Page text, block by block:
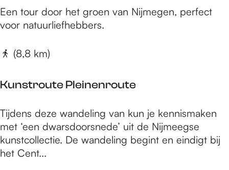
a
n
e
t
o
u
t
d
s
j
u
o
o
d
S
a
d
-
O
O
p
n
o
n
m
e
n
t
Een tour door het groen van Nijmegen, perfect
voor natuurliefhebbers.
(8,8 km)
Kunstroute Pleinenroute
K
u
n
s
Tijdens deze wandeling van kun je kennismaken
met ‘een dwarsdoorsnede’ uit de Nijmeegse
kunstcollectie. De wandeling begint en eindigt bij
het Cent...